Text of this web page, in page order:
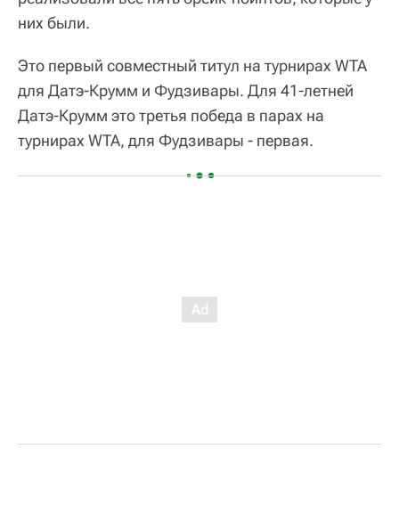
них были.
Это первый совместный титул на турнирах WTA
для Датэ-Крумм и Фудзивары. Для 41-летней
Датэ-Крумм это третья победа в парах на
турнирах WTA, для Фудзивары - первая.